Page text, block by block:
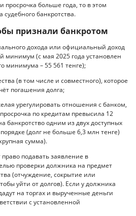
больше года, то в этом
судебного банкротства.
признали банкротом
дохода или официальный доход
(с мая 2025 года установлен
минимума – 55 561 тенге);
(в том числе и совместного), которое
погашения долга;
урегулировать отношения с банком,
по кредитам превысила 12
банкротство одним из двух доступных
(долг не больше 6,3 млн тенге)
сумма).
подавать заявление в
проверки должника на предмет
(отчуждение, сокрытие или
уйти от долгов). Если у должника
на торгах и вырученные деньги
с установленной